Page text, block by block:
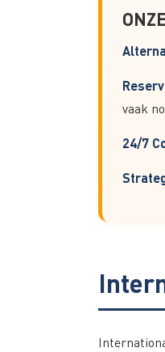
vaak
24/7